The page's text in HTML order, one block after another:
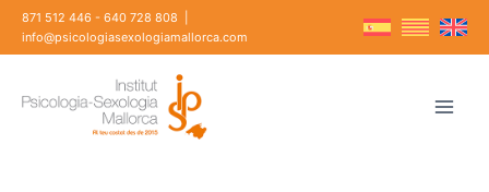
Vés871 512 446 - 640 728 808
info@psicologiasexologiamallorca.com